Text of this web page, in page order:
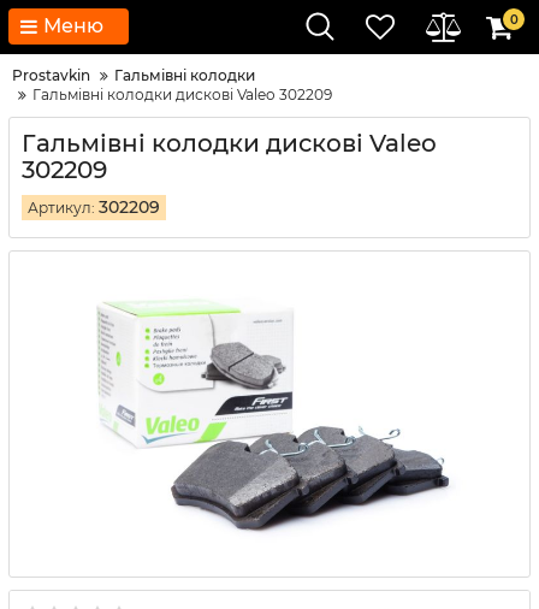
Меню 0
Prostavkin
Гальмівні колодки
Гальмівні колодки дискові Valeo 302209
Гальмівні колодки дискові Valeo
302209
Артикул: 302209